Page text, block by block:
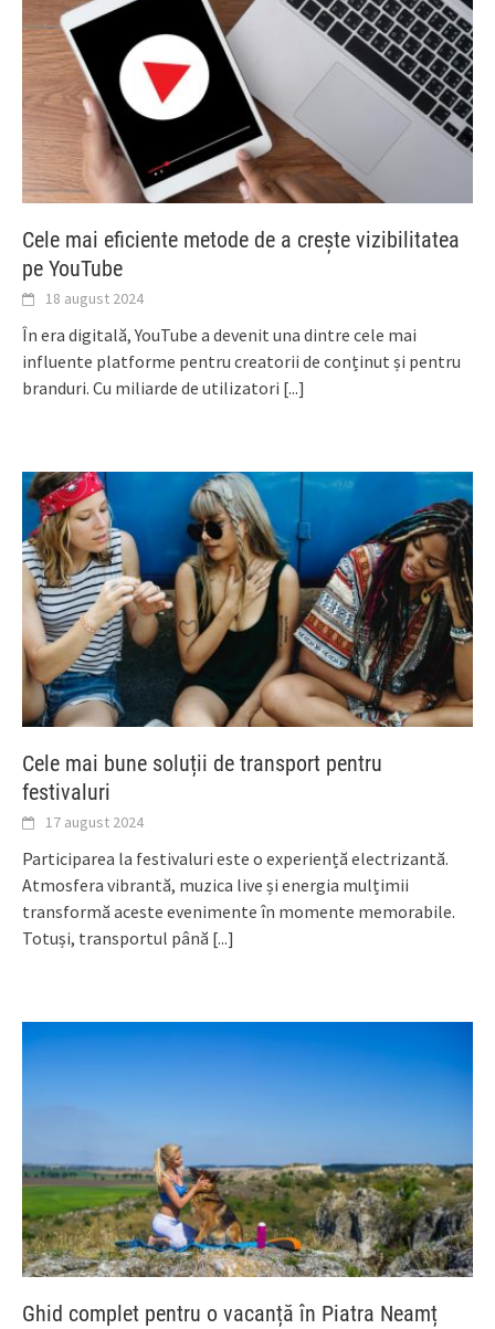
Cele mai eficiente metode de a crește vizibilitatea
pe YouTube
18 august 2024
În era digitală, YouTube a devenit una dintre cele mai
influente platforme pentru creatorii de conținut și pentru
branduri. Cu miliarde de utilizatori [...]
Cele mai bune soluții de transport pentru
festivaluri
17 august 2024
Participarea la festivaluri este o experiență electrizantă.
Atmosfera vibrantă, muzica live și energia mulțimii
transformă aceste evenimente în momente memorabile.
Totuși, transportul până [...]
Ghid complet pentru o vacanță în Piatra Neamț